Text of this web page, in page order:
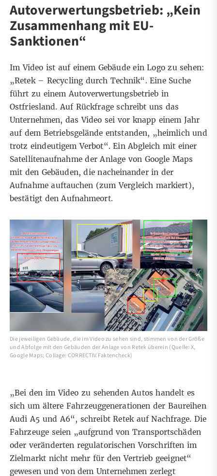
Autoverwertungsbetrieb: „Kein
Zusammenhang mit EU-
Sanktionen“
Im Video ist auf einem Gebäude ein Logo zu sehen:
„Retek – Recycling durch Technik“. Eine Suche
führt zu einem Autoverwertungsbetrieb in
Ostfriesland. Auf Rückfrage schreibt uns das
Unternehmen, das Video sei vor knapp einem Jahr
auf dem Betriebsgelände entstanden, „heimlich und
trotz eindeutigem Verbot“. Ein Abgleich mit einer
Satellitenaufnahme der Anlage von Google Maps
mit den Gebäuden, die nacheinander in der
Aufnahme auftauchen (zum Vergleich markiert),
bestätigt den Aufnahmeort.
Die jeweiligen Gebäude, die im Video zu sehen sind, stimmen von der Größe
und Abfolge mit den Gebäuden der Anlage von Retek überein (Quelle: X,
Google Maps; Collage: CORRECTIV.Faktencheck)
„Bei den im Video zu sehenden Autos handelt es
sich um ältere Fahrzeuggenerationen der Baureihen
Audi A5 und A6“, schreibt Retek auf Nachfrage. Die
Fahrzeuge seien „aufgrund von Transportschäden
oder veränderten regulatorischen Vorschriften im
Zielmarkt nicht mehr für den Vertrieb geeignet“
gewesen und von dem Unternehmen zerlegt